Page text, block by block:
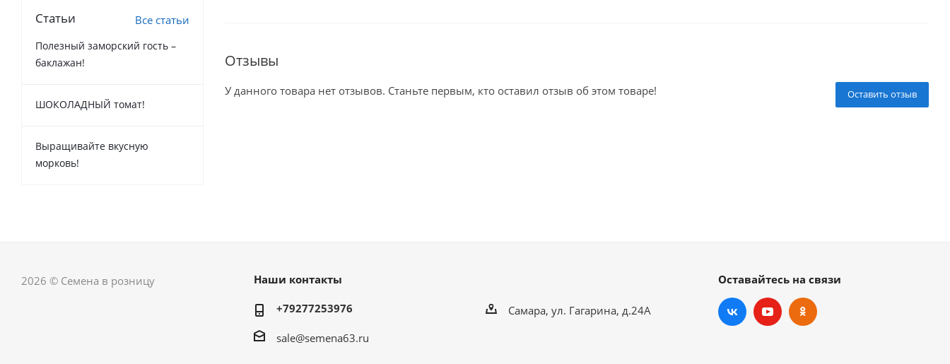
Отзывы
Оставить отзыв
У данного товара нет отзывов. Станьте первым, кто оставил отзыв об этом товаре!
Статьи Все статьи
Полезный заморский гость –
баклажан!
ШОКОЛАДНЫЙ томат!
Выращивайте вкусную
морковь!
2026 © Семена в розницу Наши контакты
+79277253976
sale@semena63.ru
Самара, ул. Гагарина, д.24А
Оставайтесь на связи